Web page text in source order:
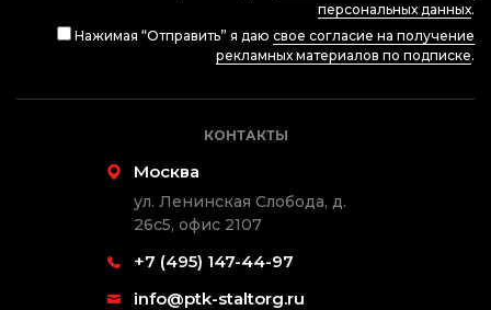
персональных данных.
Нажимая “Отправить” я даю свое согласие на получение
рекламных материалов по подписке.
КОНТАКТЫ
Москва
ул. Ленинская Слобода, д.
26с5, офис 2107
+7 (495) 147-44-97
info@ptk-staltorg.ru